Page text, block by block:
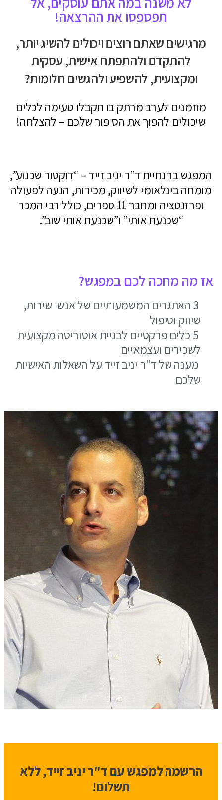
תפספסו את ההרצאה!
מרגישים שאתם רוצים ויכולים להשיג יותר,
להתקדם ולהתפתח אישית, עסקית
ומקצועית, להשפיע ולהגשים חלומות?
מוזמנים לערב מרתק בו תקבלו טעימה לכלים
שיכולים להפוך את הסיפור שלכם – להצלחה!
המפגש בהנחיית ד”ר יניב זייד – “דוקטור שכנוע”,
מומחה בינלאומי לשיווק, מכירות, הנעה לפעולה
ופרזנטציה ומחבר 11 ספרים, כולל רבי המכר
“שכנעת אותי” ו”שכנעת אותי שוב”.
אז מה מחכה לכם במפגש?
3 האתגרים המשמעותיים של אנשי שירות,
שיווק וטיפול
5 כלים פרקטיים לבניית אוטוריטה מקצועית
לשכירים ועצמאיים
מענה של ד"ר יניב זייד על השאלות האישיות
שלכם
הרשמה למפגש עם ד"ר יניב זייד, ללא
תשלום!